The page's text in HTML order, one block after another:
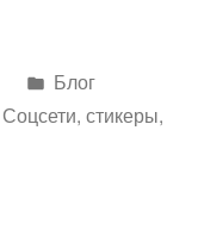
Написано
в
Блог
Соцсети, стикеры,